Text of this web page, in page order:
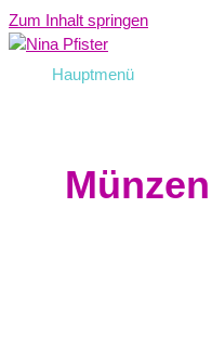
Zum Inhalt springen
Hauptmenü
Münzen